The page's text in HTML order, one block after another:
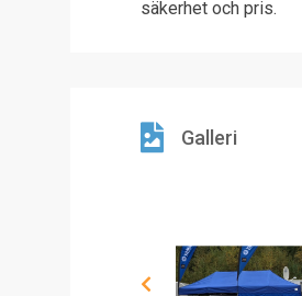
säkerhet och pris.
Galleri